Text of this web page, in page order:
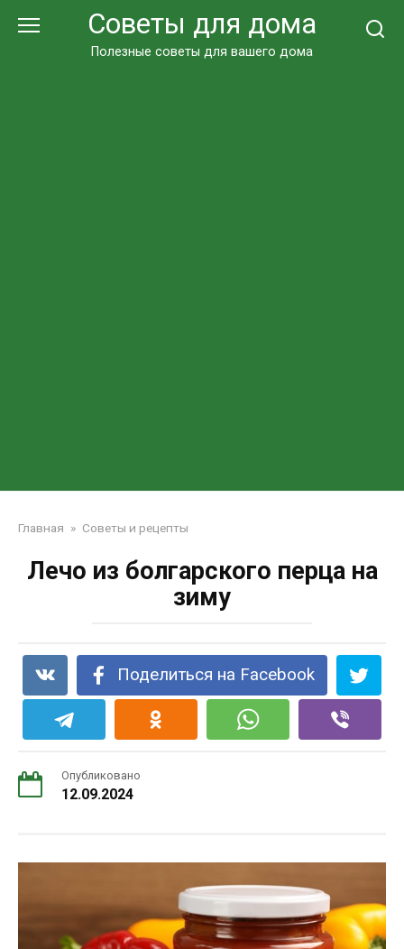
Советы для дома
Полезные советы для вашего дома
Главная » Советы и рецепты
Лечо из болгарского перца на
зиму
Поделиться на Facebook
Опубликовано
12.09.2024